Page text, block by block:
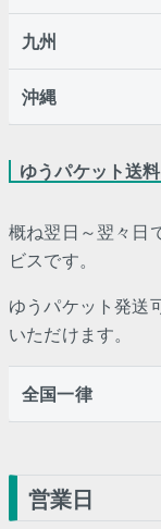
九州
沖縄
ゆうパケット送
概ね翌日～翌々日
ビスです。
ゆうパケット発送
いただけます。
全国一律
営業日